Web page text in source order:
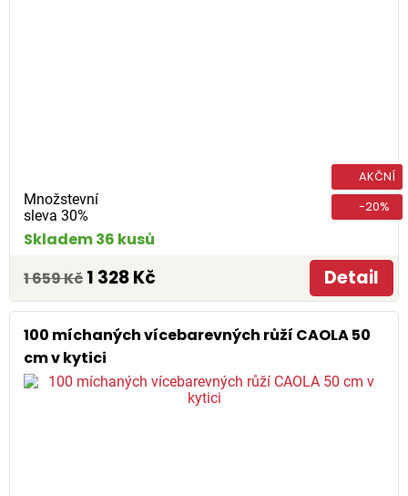
Množstevní
sleva 30%
AKČNÍ
-20%
Skladem 36 kusů
1 659 Kč 1 328 Kč Detail
100 míchaných vícebarevných růží CAOLA 50
cm v kytici